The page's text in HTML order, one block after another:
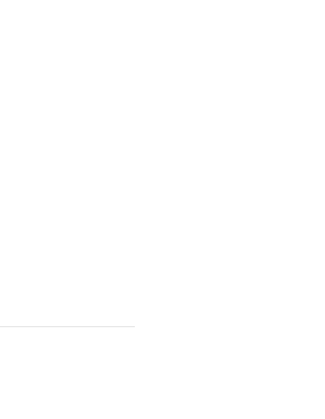
はもちろん必要
なポイントで